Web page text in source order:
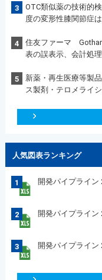
3
OTC類似薬の技術的
度の変形性膝関節症
4
住友ファーマ
表の誤表示、会計処
5
新薬・再生医療等製
ス製剤・テロメライ
人気図表ランキング
1 開発パイプライン
2 開発パイプライン
3 開発パイプライン